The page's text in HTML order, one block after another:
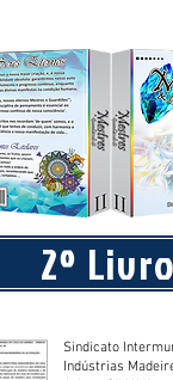
2º
Sindicato
Indústrias